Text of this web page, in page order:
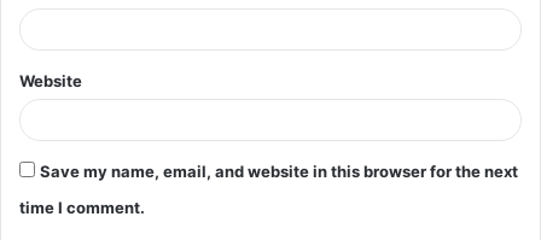
Website
Save my name, email, and website in this browser for the next
time I comment.